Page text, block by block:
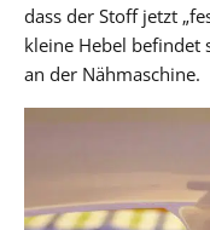
dass der Stoff jetzt
kleine Hebel befindet
an der Nähmaschine.